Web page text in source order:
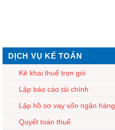
DỊCH VỤ KẾ TOÁN
Kê khai thuế trọn gói
Lập báo cáo tài chính
Lập hồ sơ vay vốn ngân hàng
Quyết toán thuế